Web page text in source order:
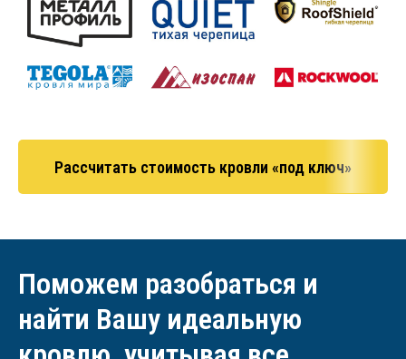
Рассчитать стоимость кровли «под ключ»
Поможем разобраться и
найти Вашу идеальную